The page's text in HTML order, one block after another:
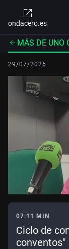
ondacero.es
MÁS DE UNO
29/07/2025
07:11 MIN
Ciclo de
conventos"